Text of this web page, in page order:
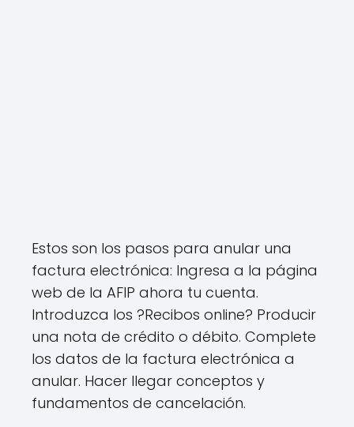
Estos son los pasos para anular una
factura electrónica: Ingresa a la página
web de la AFIP ahora tu cuenta.
Introduzca los ?Recibos online? Producir
una nota de crédito o débito. Complete
los datos de la factura electrónica a
anular. Hacer llegar conceptos y
fundamentos de cancelación.